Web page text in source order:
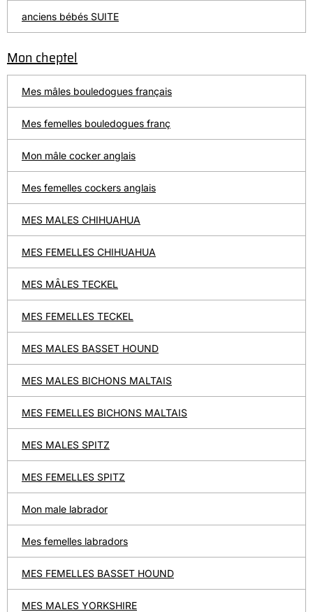
anciens bébés SUITE
Mon cheptel
Mes mâles bouledogues français
Mes femelles bouledogues franç
Mon mâle cocker anglais
Mes femelles cockers anglais
MES MALES CHIHUAHUA
MES FEMELLES CHIHUAHUA
MES MÂLES TECKEL
MES FEMELLES TECKEL
MES MALES BASSET HOUND
MES MALES BICHONS MALTAIS
MES FEMELLES BICHONS MALTAIS
MES MALES SPITZ
MES FEMELLES SPITZ
Mon male labrador
Mes femelles labradors
MES FEMELLES BASSET HOUND
MES MALES YORKSHIRE